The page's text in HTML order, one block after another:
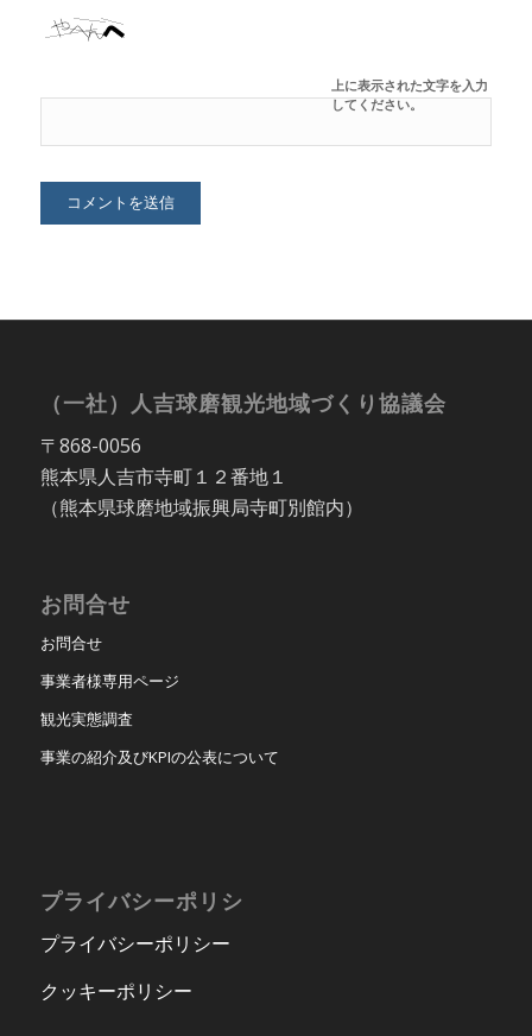
上に表示された文字を入力
してください。
（一社）人吉球磨観光地域づくり協議会
〒868-0056
熊本県人吉市寺町１２番地１
（熊本県球磨地域振興局寺町別館内）
お問合せ
お問合せ
事業者様専用ページ
観光実態調査
事業の紹介及びKPIの公表について
プライバシーポリシ
プライバシーポリシー
クッキーポリシー